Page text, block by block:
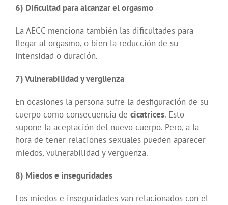
6) Dificultad para alcanzar el orgasmo
La AECC menciona también las dificultades para
llegar al orgasmo, o bien la reducción de su
intensidad o duración.
7) Vulnerabilidad y vergüenza
En ocasiones la persona sufre la desfiguración de su
cuerpo como consecuencia de cicatrices. Esto
supone la aceptación del nuevo cuerpo. Pero, a la
hora de tener relaciones sexuales pueden aparecer
miedos, vulnerabilidad y vergüenza.
8) Miedos e inseguridades
Los miedos e inseguridades van relacionados con el